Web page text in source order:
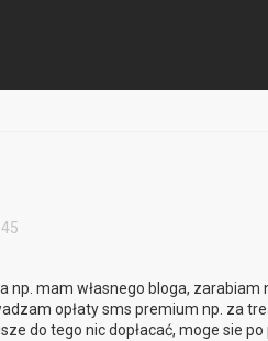
np. mam własnego bloga,
opłaty sms premium np. za
do tego nic dopłacać, moge sie